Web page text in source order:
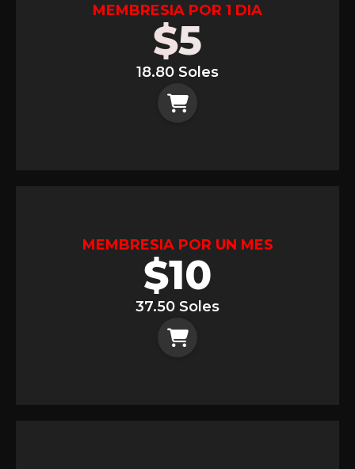
MEMBRESIA POR 1 DIA
$5
18.80 Soles
MEMBRESIA POR UN MES
$10
37.50 Soles